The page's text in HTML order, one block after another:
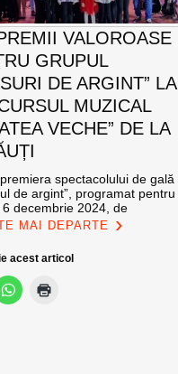
VALOROASE
GRUPUL
DE ARGINT” LA
MUZICAL
VECHE” DE LA
spectacolului de gală
de argint”, programat pentru
6 decembrie 2024, de
MAI DEPARTE
acest articol